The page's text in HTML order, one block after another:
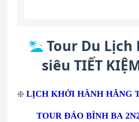
Tour Du Lịch
siêu TIẾT
❇️ LỊCH KHỞI HÀNH HẰNG
TOUR ĐẢO BÌNH BA